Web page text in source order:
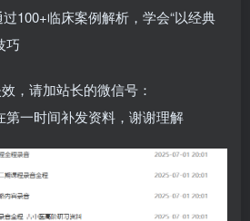
100+临床案例解析，学会“以经典
巧
，请加站长的微信号：
第一时间补发资料，谢谢理解